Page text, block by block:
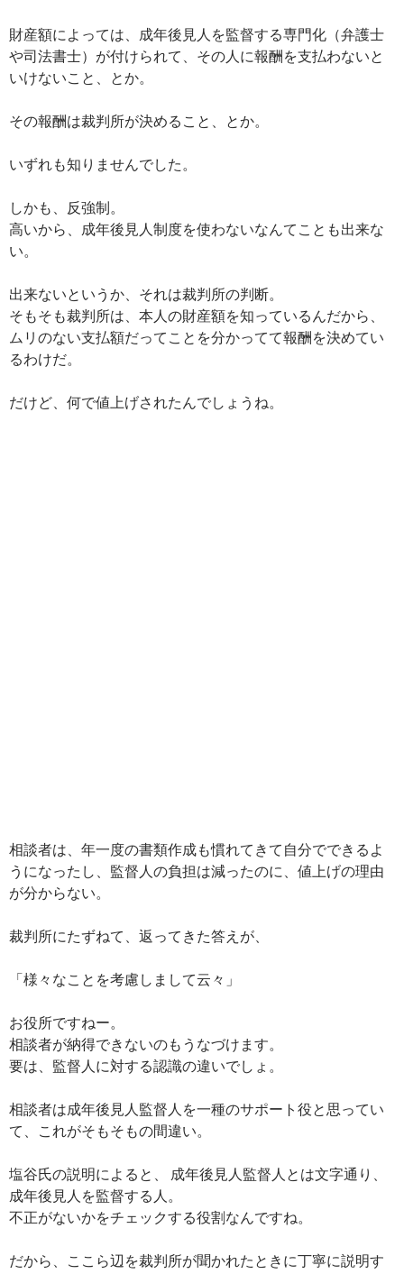
財産額によっては、成年後見人を監督する専門化（弁護士
や司法書士）が付けられて、その人に報酬を支払わないと
いけないこと、とか。
その報酬は裁判所が決めること、とか。
いずれも知りませんでした。
しかも、反強制。
高いから、成年後見人制度を使わないなんてことも出来な
い。
出来ないというか、それは裁判所の判断。
そもそも裁判所は、本人の財産額を知っているんだから、
ムリのない支払額だってことを分かってて報酬を決めてい
るわけだ。
だけど、何で値上げされたんでしょうね。
相談者は、年一度の書類作成も慣れてきて自分でできるよ
うになったし、監督人の負担は減ったのに、値上げの理由
が分からない。
裁判所にたずねて、返ってきた答えが、
「様々なことを考慮しまして云々」
お役所ですねー。
相談者が納得できないのもうなづけます。
要は、監督人に対する認識の違いでしょ。
相談者は成年後見人監督人を一種のサポート役と思ってい
て、これがそもそもの間違い。
塩谷氏の説明によると、 成年後見人監督人とは文字通り、
成年後見人を監督する人。
不正がないかをチェックする役割なんですね。
だから、ここら辺を裁判所が聞かれたときに丁寧に説明す